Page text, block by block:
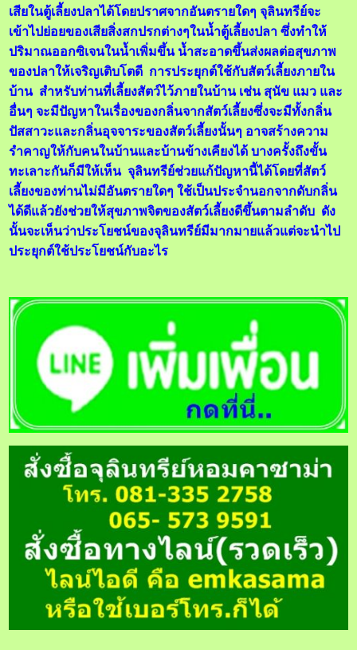
เสียในตู้เลี้ยงปลาได้โดยปราศจากอันตรายใดๆ จุลินทรีย์จะ
เข้าไปย่อยของเสียสิ่งสกปรกต่างๆในน้ำตู้เลี้ยงปลา ซึ่งทำให้
ปริมาณออกซิเจนในน้ำเพิ่มขึ้น น้ำสะอาดขึ้นส่งผลต่อสุขภาพ
ของปลาให้เจริญเติบโตดี การประยุกต์ใช้กับสัตว์เลี้ยงภายใน
บ้าน สำหรับท่านที่เลี้ยงสัตว์ไว้ภายในบ้าน เช่น สุนัข แมว และ
อื่นๆ จะมีปัญหาในเรื่องของกลิ่นจากสัตว์เลี้ยงซึ่งจะมีทั้งกลิ่น
ปัสสาวะและกลิ่นอุจจาระของสัตว์เลี้ยงนั้นๆ อาจสร้างความ
รำคาญให้กับคนในบ้านและบ้านข้างเคียงได้ บางครั้งถึงขั้น
ทะเลาะกันก็มีให้เห็น จุลินทรีย์ช่วยแก้ปัญหานี้ได้โดยที่สัตว์
เลี้ยงของท่านไม่มีอันตรายใดๆ ใช้เป็นประจำนอกจากดับกลิ่น
ได้ดีแล้วยังช่วยให้สุขภาพจิตของสัตว์เลี้ยงดีขึ้นตามลำดับ ดัง
นั้นจะเห็นว่าประโยชน์ของจุลินทรีย์มีมากมายแล้วแต่จะนำไป
ประยุกต์ใช้ประโยชน์กับอะไร